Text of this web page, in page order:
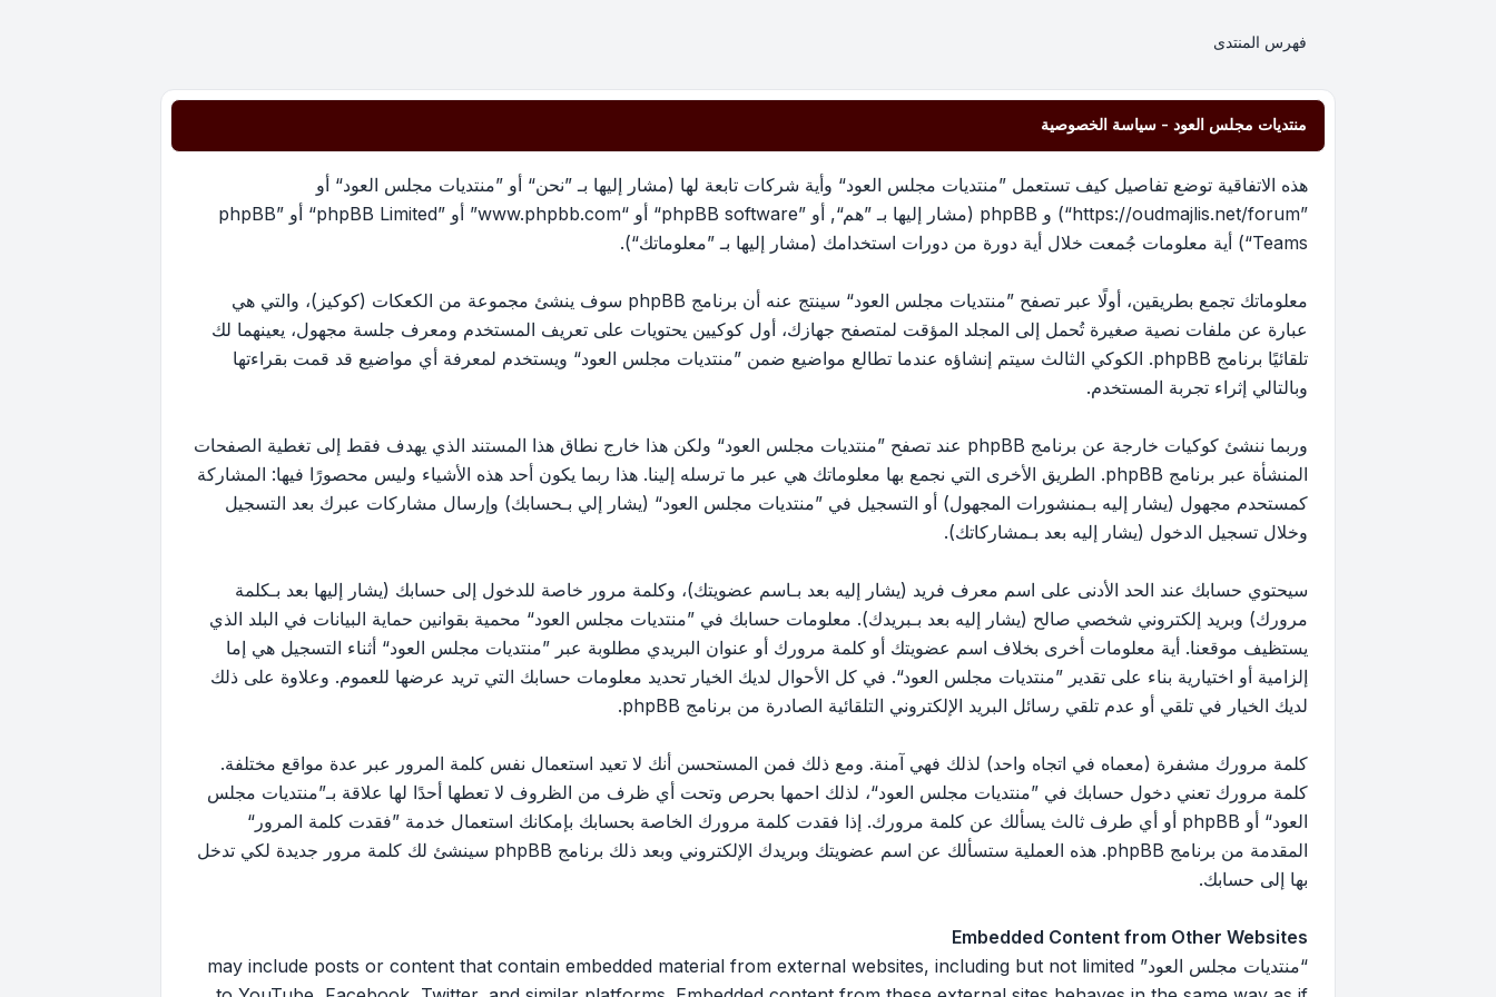
فهرس المنتدى
منتديات مجلس العود - سياسة الخصوصية
هذه الاتفاقية توضع تفاصيل كيف تستعمل ”منتديات مجلس العود“ وأية شركات تابعة لها (مشار إليها بـ ”نحن“ أو ”منتديات مجلس العود“ أو
”https://oudmajlis.net/forum“) و phpBB (مشار إليها بـ ”هم“, أو ”phpBB software“ أو “www.phpbb.com” أو ”phpBB Limited“ أو ”phpBB
Teams“) أية معلومات جُمعت خلال أية دورة من دورات استخدامك (مشار إليها بـ ”معلوماتك“).
معلوماتك تجمع بطريقين، أولًا عبر تصفح ”منتديات مجلس العود“ سينتج عنه أن برنامج phpBB سوف ينشئ مجموعة من الكعكات (كوكيز)، والتي هي
عبارة عن ملفات نصية صغيرة تُحمل إلى المجلد المؤقت لمتصفح جهازك، أول كوكيين يحتويات على تعريف المستخدم ومعرف جلسة مجهول، يعينهما لك
تلقائيًا برنامج phpBB. الكوكي الثالث سيتم إنشاؤه عندما تطالع مواضيع ضمن ”منتديات مجلس العود“ ويستخدم لمعرفة أي مواضيع قد قمت بقراءتها
وبالتالي إثراء تجربة المستخدم.
وربما ننشئ كوكيات خارجة عن برنامج phpBB عند تصفح ”منتديات مجلس العود“ ولكن هذا خارج نطاق هذا المستند الذي يهدف فقط إلى تغطية الصفحات
المنشأة عبر برنامج phpBB. الطريق الأخرى التي نجمع بها معلوماتك هي عبر ما ترسله إلينا. هذا ربما يكون أحد هذه الأشياء وليس محصورًا فيها: المشاركة
كمستحدم مجهول (يشار إليه بـمنشورات المجهول) أو التسجيل في ”منتديات مجلس العود“ (يشار إلي بـحسابك) وإرسال مشاركات عبرك بعد التسجيل
وخلال تسجيل الدخول (يشار إليه بعد بـمشاركاتك).
سيحتوي حسابك عند الحد الأدنى على اسم معرف فريد (يشار إليه بعد بـاسم عضويتك)، وكلمة مرور خاصة للدخول إلى حسابك (يشار إليها بعد بـكلمة
مرورك) وبريد إلكتروني شخصي صالح (يشار إليه بعد بـبريدك). معلومات حسابك في ”منتديات مجلس العود“ محمية بقوانين حماية البيانات في البلد الذي
يستظيف موقعنا. أية معلومات أخرى بخلاف اسم عضويتك أو كلمة مرورك أو عنوان البريدي مطلوبة عبر ”منتديات مجلس العود“ أثناء التسجيل هي إما
إلزامية أو اختيارية بناء على تقدير ”منتديات مجلس العود“. في كل الأحوال لديك الخيار تحديد معلومات حسابك التي تريد عرضها للعموم. وعلاوة على ذلك
لديك الخيار في تلقي أو عدم تلقي رسائل البريد الإلكتروني التلقائية الصادرة من برنامج phpBB.
كلمة مرورك مشفرة (معماه في اتجاه واحد) لذلك فهي آمنة. ومع ذلك فمن المستحسن أنك لا تعيد استعمال نفس كلمة المرور عبر عدة مواقع مختلفة.
كلمة مرورك تعني دخول حسابك في ”منتديات مجلس العود“، لذلك احمها بحرص وتحت أي ظرف من الظروف لا تعطها أحدًا لها علاقة بـ”منتديات مجلس
العود“ أو phpBB أو أي طرف ثالث يسألك عن كلمة مرورك. إذا فقدت كلمة مرورك الخاصة بحسابك بإمكانك استعمال خدمة ”فقدت كلمة المرور“
المقدمة من برنامج phpBB. هذه العملية ستسألك عن اسم عضويتك وبريدك الإلكتروني وبعد ذلك برنامج phpBB سينشئ لك كلمة مرور جديدة لكي تدخل
بها إلى حسابك.
Embedded Content from Other Websites
“منتديات مجلس العود” may include posts or content that contain embedded material from external websites, including but not limited